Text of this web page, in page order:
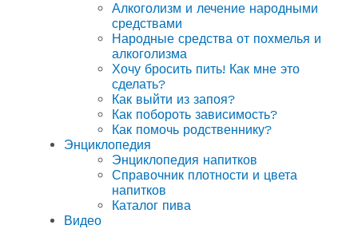
Алкоголизм и лечение народными
средствами
Народные средства от похмелья и
алкоголизма
Хочу бросить пить! Как мне это
сделать?
Как выйти из запоя?
Как побороть зависимость?
Как помочь родственнику?
Энциклопедия
Энциклопедия напитков
Справочник плотности и цвета
напитков
Каталог пива
Видео